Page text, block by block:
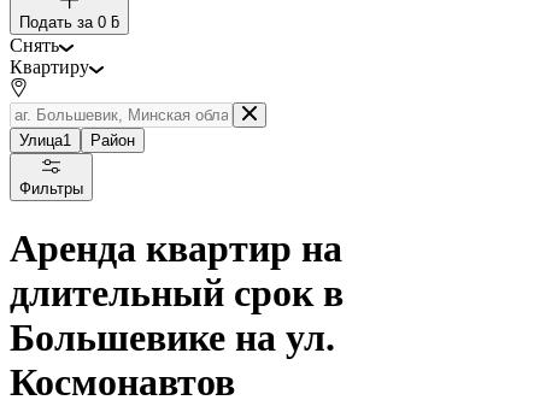
Подать за 0 ƃ
Снять
Квартиру
Улица1 Район
Фильтры
Аренда квартир на
длительный срок в
Большевике на ул.
Космонавтов